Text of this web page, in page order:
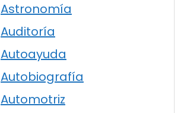
Astronomía
Auditoría
Autoayuda
Autobiografía
Automotriz